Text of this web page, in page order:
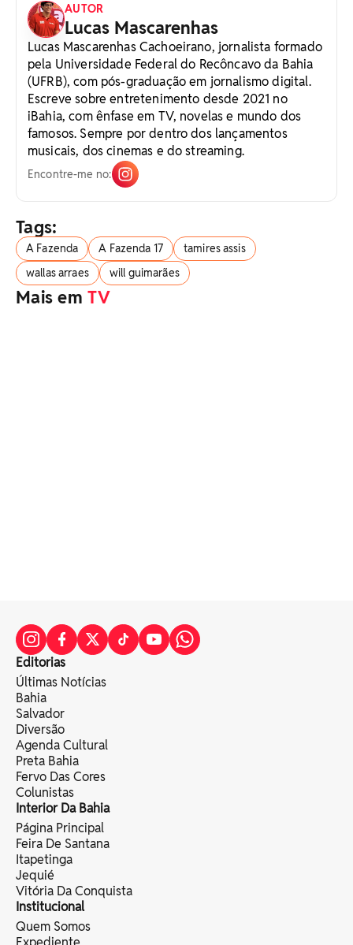
AUTOR
Lucas Mascarenhas
Lucas Mascarenhas Cachoeirano, jornalista formado
pela Universidade Federal do Recôncavo da Bahia
(UFRB), com pós-graduação em jornalismo digital.
Escreve sobre entretenimento desde 2021 no
iBahia, com ênfase em TV, novelas e mundo dos
famosos. Sempre por dentro dos lançamentos
musicais, dos cinemas e do streaming.
Encontre-me no:
Tags:
A Fazenda A Fazenda 17
tamires assis
wallas arraes
will guimarães
Mais emTV
Editorias
Últimas Notícias
Bahia
Salvador
Diversão
Agenda Cultural
Preta Bahia
Fervo Das Cores
Colunistas
Interior Da Bahia
Página Principal
Feira De Santana
Itapetinga
Jequié
Vitória Da Conquista
Institucional
Quem Somos